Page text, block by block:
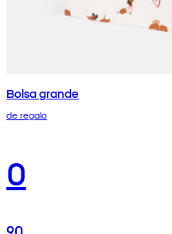
Bolsa grande
de regalo
0